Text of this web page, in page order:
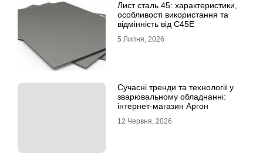
Лист сталь 45: характеристики,
особливості використання та
відмінність від C45E
5 Липня, 2026
Сучасні тренди та технології у
зварювальному обладнанні:
інтернет-магазин Аргон
12 Червня, 2026